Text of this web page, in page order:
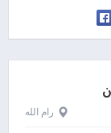
رام الله